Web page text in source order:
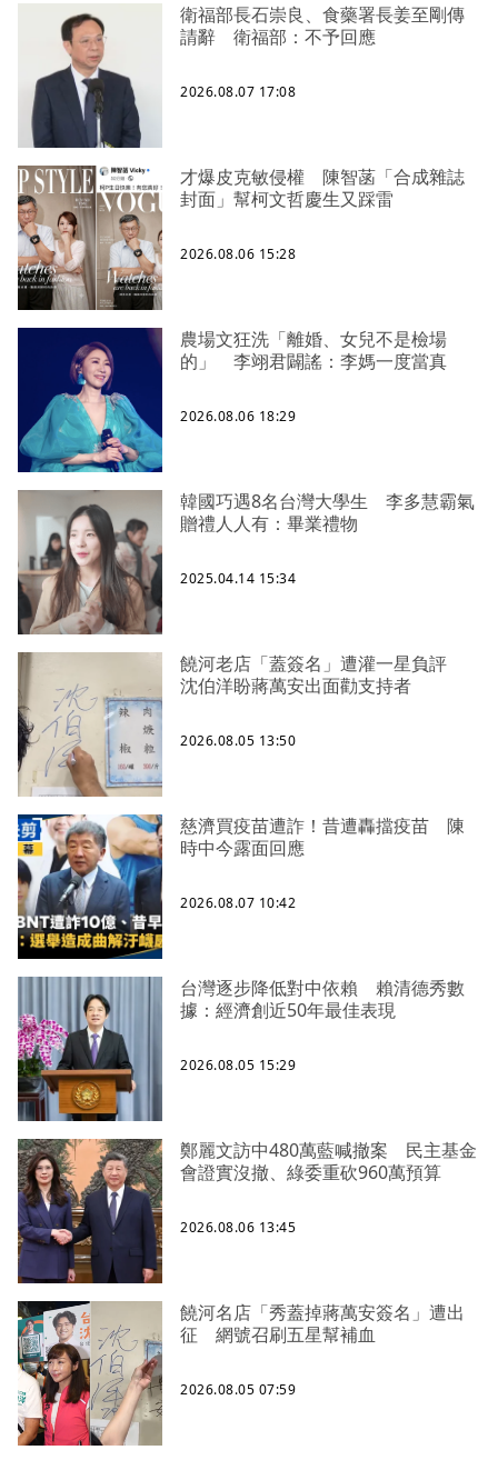
衛福部長石崇良、食藥署長姜至剛傳
請辭 衛福部：不予回應
2026.08.07 17:08
才爆皮克敏侵權 陳智菡「合成雜誌
封面」幫柯文哲慶生又踩雷
2026.08.06 15:28
農場文狂洗「離婚、女兒不是檢場
的」 李翊君闢謠：李媽一度當真
2026.08.06 18:29
韓國巧遇8名台灣大學生 李多慧霸氣
贈禮人人有：畢業禮物
2025.04.14 15:34
饒河老店「蓋簽名」遭灌一星負評
沈伯洋盼蔣萬安出面勸支持者
2026.08.05 13:50
慈濟買疫苗遭詐！昔遭轟擋疫苗 陳
時中今露面回應
2026.08.07 10:42
台灣逐步降低對中依賴 賴清德秀數
據：經濟創近50年最佳表現
2026.08.05 15:29
鄭麗文訪中480萬藍喊撤案 民主基金
會證實沒撤、綠委重砍960萬預算
2026.08.06 13:45
饒河名店「秀蓋掉蔣萬安簽名」遭出
征 網號召刷五星幫補血
2026.08.05 07:59